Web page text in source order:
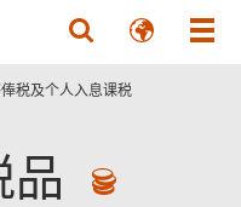
税及个人入息课税
品